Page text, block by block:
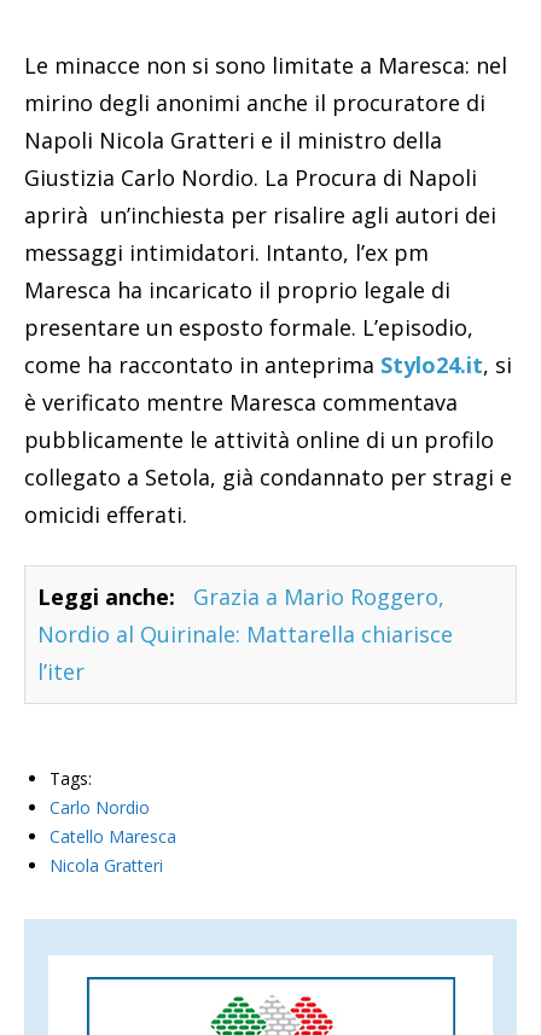
Le minacce non si sono limitate a Maresca: nel
mirino degli anonimi anche il procuratore di
Napoli Nicola Gratteri e il ministro della
Giustizia Carlo Nordio. La Procura di Napoli
aprirà un’inchiesta per risalire agli autori dei
messaggi intimidatori. Intanto, l’ex pm
Maresca ha incaricato il proprio legale di
presentare un esposto formale. L’episodio,
come ha raccontato in anteprima Stylo24.it, si
è verificato mentre Maresca commentava
pubblicamente le attività online di un profilo
collegato a Setola, già condannato per stragi e
omicidi efferati.
Leggi anche:
Grazia a Mario Roggero,
Nordio al Quirinale: Mattarella chiarisce
l’iter
Tags:
Carlo Nordio
Catello Maresca
Nicola Gratteri